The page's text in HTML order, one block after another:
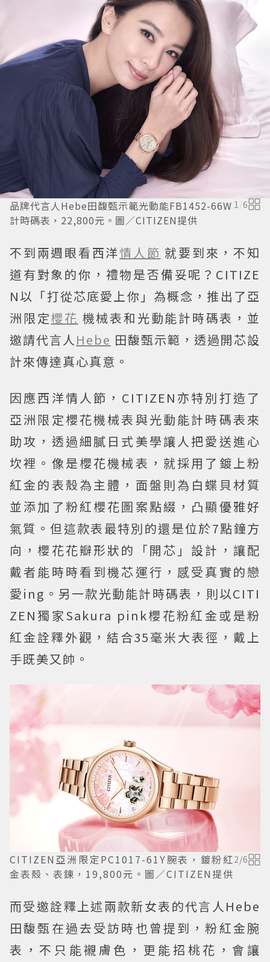
品牌代言人Hebe田馥甄示範光動能FB1452-66W
計時碼表，22,800元。圖／CITIZEN提供
1 /6
不到兩週眼看西洋情人節 就要到來，不知
道有對象的你，禮物是否備妥呢？CITIZE
N以「打從芯底愛上你」為概念，推出了亞
洲限定櫻花 機械表和光動能計時碼表，並
邀請代言人 Hebe 田馥甄示範，透過開芯設
計來傳達真心真意。
因應西洋情人節，CITIZEN亦特別打造了
亞洲限定櫻花機械表與光動能計時碼表來
助攻，透過細膩日式美學讓人把愛送進心
坎裡。像是櫻花機械表，就採用了鍍上粉
紅金的表殼為主體，面盤則為白蝶貝材質
並添加了粉紅櫻花圖案點綴，凸顯優雅好
氣質。但這款表最特別的還是位於7點鐘方
向，櫻花花瓣形狀的「開芯」設計，讓配
戴者能時時看到機芯運行，感受真實的戀
愛ing。另一款光動能計時碼表，則以CITI
ZEN獨家Sakura pink櫻花粉紅金或是粉
紅金詮釋外觀，結合35毫米大表徑，戴上
手既美又帥。
CITIZEN亞洲限定PC1017-61Y腕表，鍍粉紅
金表殼、表鍊，19,800元。圖／CITIZEN提供
2/6
而受邀詮釋上述兩款新女表的代言人Hebe
田馥甄在過去受訪時也曾提到，粉紅金腕
表，不只能襯膚色，更能招桃花，會讓